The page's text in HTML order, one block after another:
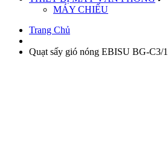
MÁY CHIẾU
Trang Chủ
Quạt sấy gió nóng EBISU BG-C3/1